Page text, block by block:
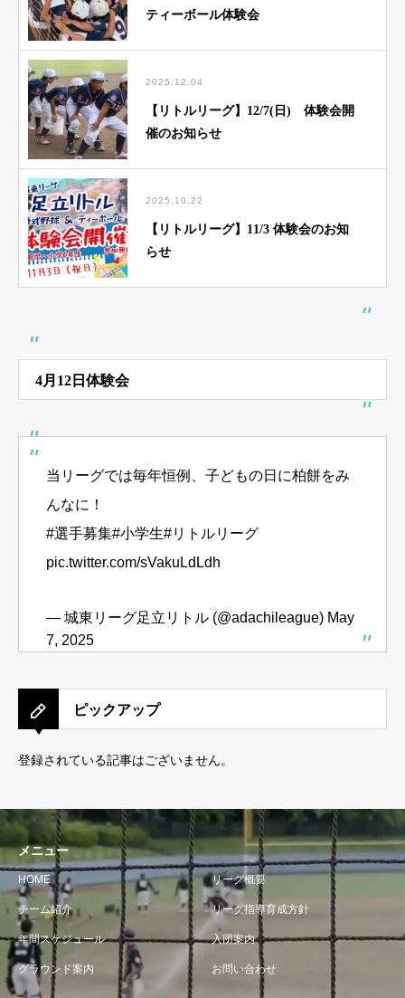
ティーボール体験会
2025.12.04
【リトルリーグ】12/7(日) 体験会開
催のお知らせ
2025.10.22
【リトルリーグ】11/3 体験会のお知
らせ
4月12日体験会
当リーグでは毎年恒例、子どもの日に柏餅をみ
んなに！
#選手募集#小学生#リトルリーグ
pic.twitter.com/sVakuLdLdh
— 城東リーグ足立リトル (@adachileague) May
7, 2025
ピックアップ
登録されている記事はございません。
メニュー
HOME リーグ概要
チーム紹介 リーグ指導育成方針
年間スケジュール 入団案内
グラウンド案内 お問い合わせ